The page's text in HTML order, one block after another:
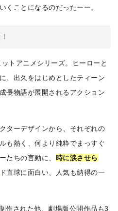
くことになるのだったーー。
トアニメシリーズ。ヒーローと
、出久をはじめとしたティーン
長物語が展開されるアクション
ターデザインから、それぞれの
も熱く、何より純粋でまっすぐ
たちの言動に、 時に涙させら
ド直球に面白い、人気も納得の一
作された他、劇場版公開作品も3